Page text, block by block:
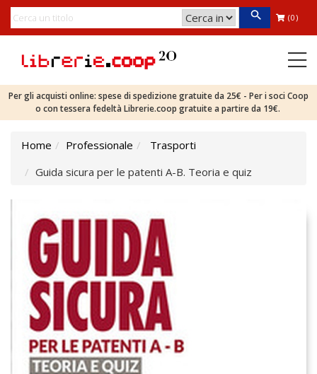
(0)
Per gli acquisti online: spese di spedizione gratuite da 25€ - Per i soci Coop
o con tessera fedeltà Librerie.coop gratuite a partire da 19€.
Home Professionale
Trasporti
Guida sicura per le patenti A-B. Teoria e quiz